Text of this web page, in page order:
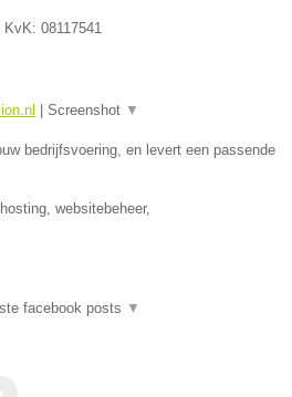
, KvK: 08117541
Screenshot ▼
bedrijfsvoering, en levert een passende
websitebeheer,
facebook posts ▼